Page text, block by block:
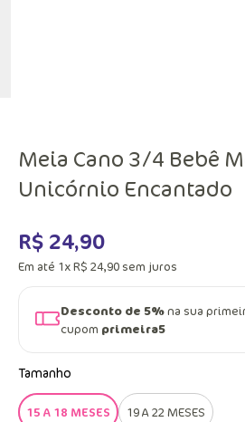
Meia Cano 3/4 Bebê
Unicórnio Encantado
R$ 24,90
Em até 1xR$ 24,90 sem juros
Desconto de 5%na sua
cupom primeira5
Tamanho
15 A 18 MESES 19 A 22 MESES